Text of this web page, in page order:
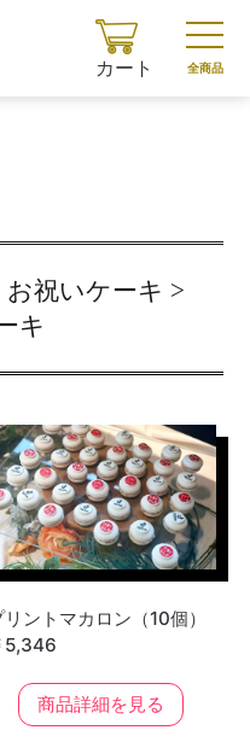
カート 全商品
祝いケーキ >
キ
リントマカロン（10個）
5,346
商品詳細を見る